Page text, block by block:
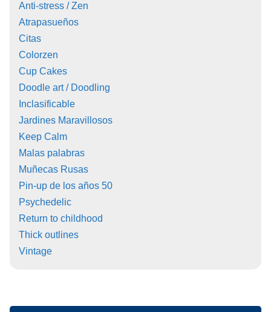
Anti-stress / Zen
Atrapasueños
Citas
Colorzen
Cup Cakes
Doodle art / Doodling
Inclasificable
Jardines Maravillosos
Keep Calm
Malas palabras
Muñecas Rusas
Pin-up de los años 50
Psychedelic
Return to childhood
Thick outlines
Vintage